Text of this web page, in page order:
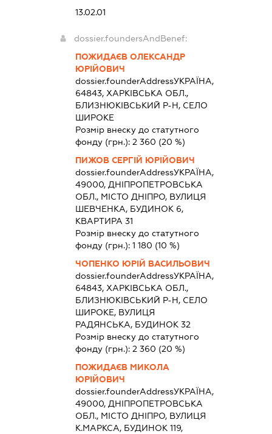
13.02.01
dossier.foundersAndBenef:
ПОЖИДАЄВ ОЛЕКСАНДР
ЮРІЙОВИЧ
dossier.founderAddressУКРАЇНА,
64843, ХАРКІВСЬКА ОБЛ.,
БЛИЗНЮКІВСЬКИЙ Р-Н, СЕЛО
ШИРОКЕ
Розмір внеску до статутного
фонду (грн.): 2 360 (20 %)
ПИЖОВ СЕРГІЙ ЮРІЙОВИЧ
dossier.founderAddressУКРАЇНА,
49000, ДНІПРОПЕТРОВСЬКА
ОБЛ., МІСТО ДНІПРО, ВУЛИЦЯ
ШЕВЧЕНКА, БУДИНОК 6,
КВАРТИРА 31
Розмір внеску до статутного
фонду (грн.): 1 180 (10 %)
ЧОПЕНКО ЮРІЙ ВАСИЛЬОВИЧ
dossier.founderAddressУКРАЇНА,
64843, ХАРКІВСЬКА ОБЛ.,
БЛИЗНЮКІВСЬКИЙ Р-Н, СЕЛО
ШИРОКЕ, ВУЛИЦЯ
РАДЯНСЬКА, БУДИНОК 32
Розмір внеску до статутного
фонду (грн.): 2 360 (20 %)
ПОЖИДАЄВ МИКОЛА
ЮРІЙОВИЧ
dossier.founderAddressУКРАЇНА,
49000, ДНІПРОПЕТРОВСЬКА
ОБЛ., МІСТО ДНІПРО, ВУЛИЦЯ
К.МАРКСА, БУДИНОК 119,